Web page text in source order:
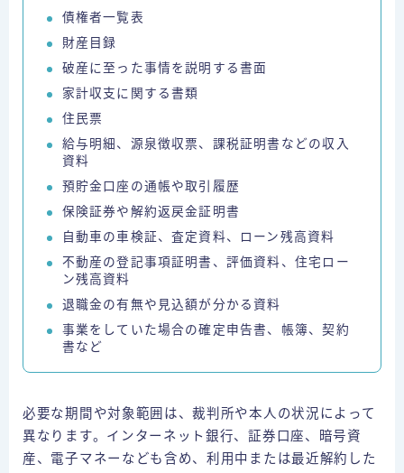
債権者一覧表
財産目録
破産に至った事情を説明する書面
家計収支に関する書類
住民票
給与明細、源泉徴収票、課税証明書などの収入
資料
預貯金口座の通帳や取引履歴
保険証券や解約返戻金証明書
自動車の車検証、査定資料、ローン残高資料
不動産の登記事項証明書、評価資料、住宅ロー
ン残高資料
退職金の有無や見込額が分かる資料
事業をしていた場合の確定申告書、帳簿、契約
書など
必要な期間や対象範囲は、裁判所や本人の状況によって
異なります。インターネット銀行、証券口座、暗号資
産、電子マネーなども含め、利用中または最近解約した